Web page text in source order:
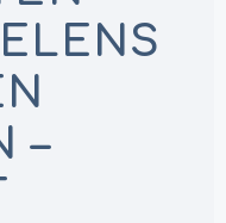
–